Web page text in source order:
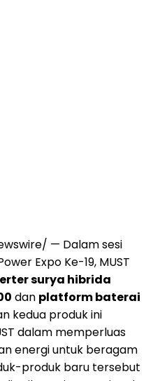
— Dalam sesi
Expo Ke-19, MUST
surya hibrida
dan platform baterai
kedua produk ini
dalam memperluas
energi untuk beragam
produk baru tersebut